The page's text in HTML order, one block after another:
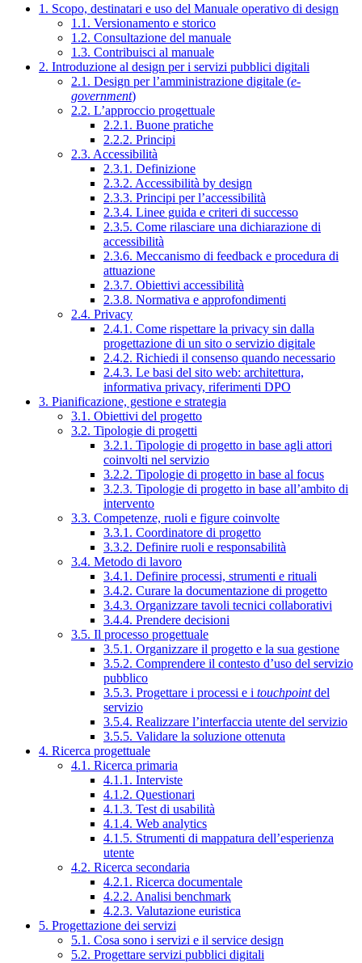
1. Scopo, destinatari e uso del Manuale operativo di design
1.1. Versionamento e storico
1.2. Consultazione del manuale
1.3. Contribuisci al manuale
2. Introduzione al design per i servizi pubblici digitali
2.1. Design per l’amministrazione digitale (e-
government)
2.2. L’approccio progettuale
2.2.1. Buone pratiche
2.2.2. Principi
2.3. Accessibilità
2.3.1. Definizione
2.3.2. Accessibilità by design
2.3.3. Principi per l’accessibilità
2.3.4. Linee guida e criteri di successo
2.3.5. Come rilasciare una dichiarazione di
accessibilità
2.3.6. Meccanismo di feedback e procedura di
attuazione
2.3.7. Obiettivi accessibilità
2.3.8. Normativa e approfondimenti
2.4. Privacy
2.4.1. Come rispettare la privacy sin dalla
progettazione di un sito o servizio digitale
2.4.2. Richiedi il consenso quando necessario
2.4.3. Le basi del sito web: architettura,
informativa privacy, riferimenti DPO
3. Pianificazione, gestione e strategia
3.1. Obiettivi del progetto
3.2. Tipologie di progetti
3.2.1. Tipologie di progetto in base agli attori
coinvolti nel servizio
3.2.2. Tipologie di progetto in base al focus
3.2.3. Tipologie di progetto in base all’ambito di
intervento
3.3. Competenze, ruoli e figure coinvolte
3.3.1. Coordinatore di progetto
3.3.2. Definire ruoli e responsabilità
3.4. Metodo di lavoro
3.4.1. Definire processi, strumenti e rituali
3.4.2. Curare la documentazione di progetto
3.4.3. Organizzare tavoli tecnici collaborativi
3.4.4. Prendere decisioni
3.5. Il processo progettuale
3.5.1. Organizzare il progetto e la sua gestione
3.5.2. Comprendere il contesto d’uso del servizio
pubblico
3.5.3. Progettare i processi e i touchpointdel
servizio
3.5.4. Realizzare l’interfaccia utente del servizio
3.5.5. Validare la soluzione ottenuta
4. Ricerca progettuale
4.1. Ricerca primaria
4.1.1. Interviste
4.1.2. Questionari
4.1.3. Test di usabilità
4.1.4. Web analytics
4.1.5. Strumenti di mappatura dell’esperienza
utente
4.2. Ricerca secondaria
4.2.1. Ricerca documentale
4.2.2. Analisi benchmark
4.2.3. Valutazione euristica
5. Progettazione dei servizi
5.1. Cosa sono i servizi e il service design
5.2. Progettare servizi pubblici digitali